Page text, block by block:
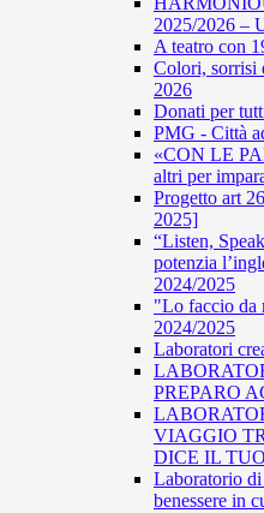
2025/2026 –
A teatro con
Colori, sorrisi
2026
Donati per
PMG - Città
«CON LE
altri per
Progetto art
2025]
“Listen,
potenzia
2024/2025
"Lo faccio da
2024/2025
Laboratori
PREPARO
VIAGGIO
DICE IL
Laboratorio
benessere in